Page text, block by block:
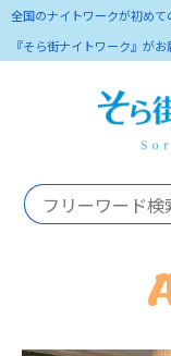
全国のナイトワークが初め
『そら街ナイトワーク』が